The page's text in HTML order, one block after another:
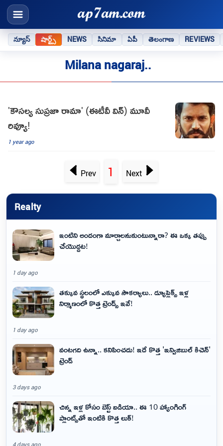
న్యూస్ షార్ట్స్ NEWS సినిమా ఏపీ తెలంగాణ REVIEWS
Milana nagaraj..
'కౌసల్య సుప్రజా రామా' (ఈటీవీ విన్) మూవీ
రివ్యూ!
1 year ago
Prev 1 Next
Realty
ఇంటిని అందంగా మార్చాలనుకుంటున్నారా? ఈ ఒక్క తప్పు
చేయొద్దట!
1 day ago
తక్కువ స్థలంలో ఎక్కువ సౌకర్యాలు.. డ్యూప్లెక్స్ ఇళ్ల
నిర్మాణంలో కొత్త ట్రెండ్స్ ఇవే!
1 day ago
వంటగది ఉన్నా.. కనిపించదు! ఇదే కొత్త 'ఇన్విజిబుల్ కిచెన్'
ట్రెండ్
3 days ago
చిన్న ఇళ్ల కోసం బెస్ట్ ఐడియా.. ఈ 10 హ్యాంగింగ్
ప్లాంట్స్‌తో ఇంటికి కొత్త లుక్!
4 days ago